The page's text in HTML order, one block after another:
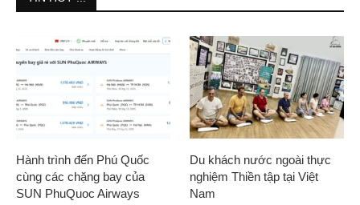
Hành trình đến Phú Quốc
cùng các chặng bay của
SUN PhuQuoc Airways
Du khách nước ngoài thực
nghiệm Thiền tập tại Việt
Nam